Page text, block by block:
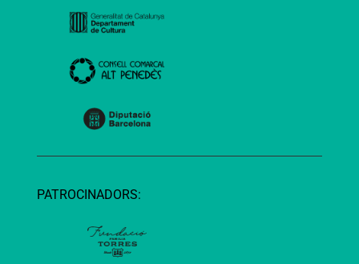
PATROCINADORS: